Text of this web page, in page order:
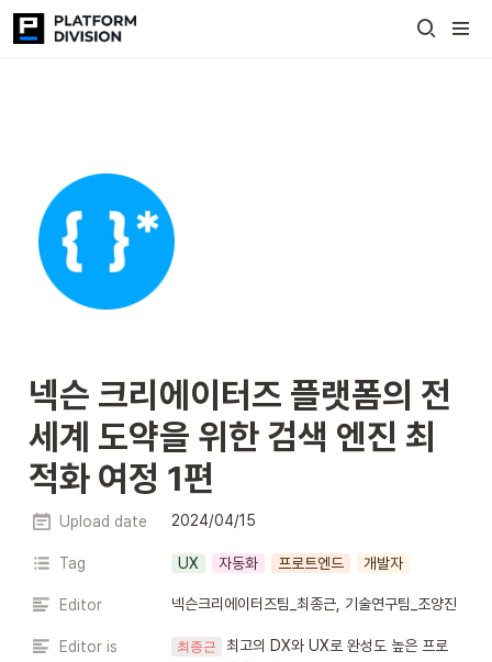
넥슨 크리에이터즈 플랫폼의 전
세계 도약을 위한 검색 엔진 최
적화 여정 1편
Upload date 2024/04/15
Tag UX 자동화 프로트엔드 개발자
Editor 넥슨크리에이터즈팀_최종근, 기술연구팀_조양진
Editor is 최종근
최고의 DX와 UX로 완성도 높은 프로